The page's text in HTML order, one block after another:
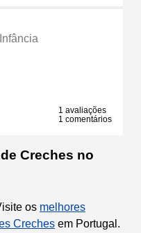
1 avaliações
1 comentários
Creches no
os melhores
Creches em Portugal.